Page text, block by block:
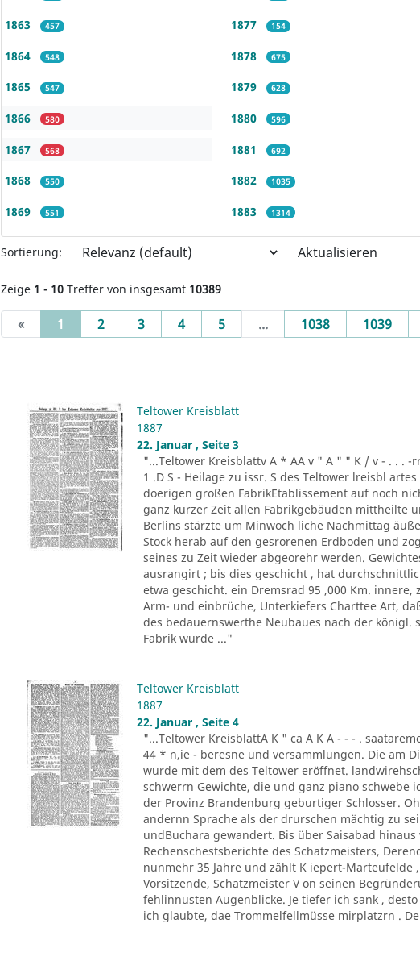
1863 457
1864 548
1865 547
1866 580
1867 568
1868 550
1869 551
1877 154
1878 675
1879 628
1880 596
1881 692
1882 1035
1883 1314
Sortierung: Aktualisieren
Zeige 1 - 10 Treffer von insgesamt 10389
« 1 (current)
2 3 4 5 ... 1038 1039
Teltower Kreisblatt
1887
22. Januar , Seite 3
"...Teltower Kreisblattv A * AA v " A " " K / v - . . . -
1 .D S - Heilage zu issr. S des Teltower lreisbl
doerigen großen FabrikEtablissement auf noch
ganz kurzer Zeit allen Fabrikgebäuden mittheilte
Berlins stärzte um Minwoch liche Nachmittag
Stock herab auf den gesrorenen Erdboden und
seines zu Zeit wieder abgeorehr werden.
ausrangirt ; bis dies geschicht , hat
etwa geschicht. ein Dremsrad 95 ,000 Km.
Arm- und einbrüche, Unterkiefers Charttee Art,
des bedauernswerthe Neubaues nach der königl.
Fabrik wurde ..."
Teltower Kreisblatt
1887
22. Januar , Seite 4
"...Teltower KreisblattA K " ca A K A - - - .
44 * n,ie - beresne und versammlungen. Die am
wurde mit dem des Teltower eröffnet.
schwerrn Gewichte, die und ganz piano schwebe
der Provinz Brandenburg geburtiger Schlosser.
andernn Sprache als der drurschen mächtig zu
undBuchara gewandert. Bis über Saisabad
Rechenschestsberichte des Schatzmeisters,
nunmehr 35 Jahre und zählt K iepert-Marteufelde
Vorsitzende, Schatzmeister V on seinen
fehlinnusten Augenblicke. Je tiefer ich sank ,
ich glaubte, dae Trommelfellmüsse mirplatzrn .